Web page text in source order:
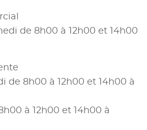
de 8h00 à 12h00 et 14h00
de 8h00 à 12h00 et 14h00 à
à 12h00 et 14h00 à